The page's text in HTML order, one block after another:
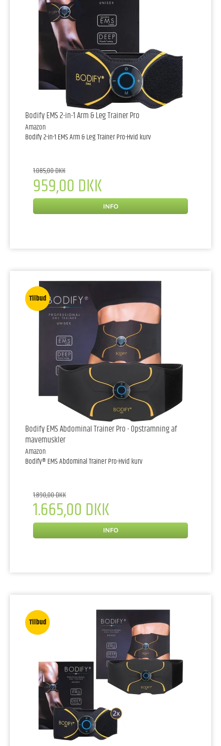
Bodify EMS 2-in-1 Arm & Leg Trainer Pro
Amazon
Bodify 2-in-1 EMS Arm & Leg Trainer Pro-Hvid kurv
1.085,00 DKK
959,00 DKK
INFO
Tilbud
Bodify EMS Abdominal Trainer Pro - Opstramning af
mavemuskler
Amazon
Bodify® EMS Abdominal Trainer Pro-Hvid kurv
1.890,00 DKK
1.665,00 DKK
INFO
Tilbud